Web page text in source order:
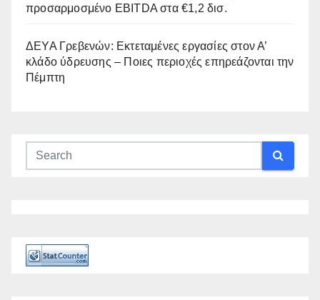
προσαρμοσμένο EBITDA στα €1,2 δισ.
ΔΕΥΑ Γρεβενών: Εκτεταμένες εργασίες στον Α’
κλάδο ύδρευσης – Ποιες περιοχές επηρεάζονται την
Πέμπτη